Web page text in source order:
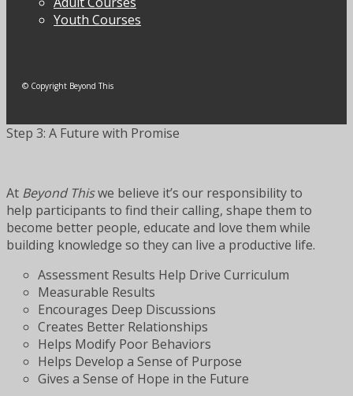
Youth Courses
© Copyright Beyond This
Step 3: A Future with Promise
At Beyond Thiswe believe it’s our responsibility to
help participants to find their calling, shape them to
become better people, educate and love them while
building knowledge so they can live a productive life.
Assessment Results Help Drive Curriculum
Measurable Results
Encourages Deep Discussions
Creates Better Relationships
Helps Modify Poor Behaviors
Helps Develop a Sense of Purpose
Gives a Sense of Hope in the Future